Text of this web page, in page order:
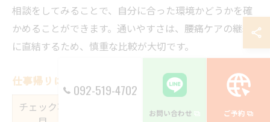
相談をしてみることで、自分に合った環境かどうかを確
かめることができます。通いやすさは、腰痛ケアの継続
に直結するため、慎重な比較が大切です。
仕事帰りに立ち寄れる鍼灸院の選び方
チェック項
メリット
092-519-4702
お問い合わせ ご予約